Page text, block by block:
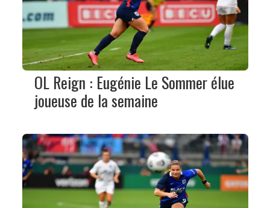
OL Reign : Eugénie Le Sommer élue
joueuse de la semaine